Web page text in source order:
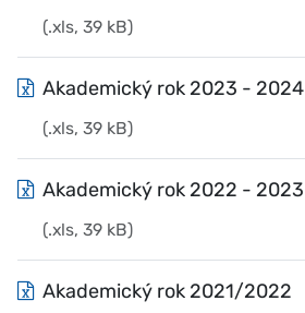
(.xls, 39 kB)
Akademický rok 2023 - 2024
(.xls, 39 kB)
Akademický rok 2022 - 2023
(.xls, 39 kB)
Akademický rok 2021/2022